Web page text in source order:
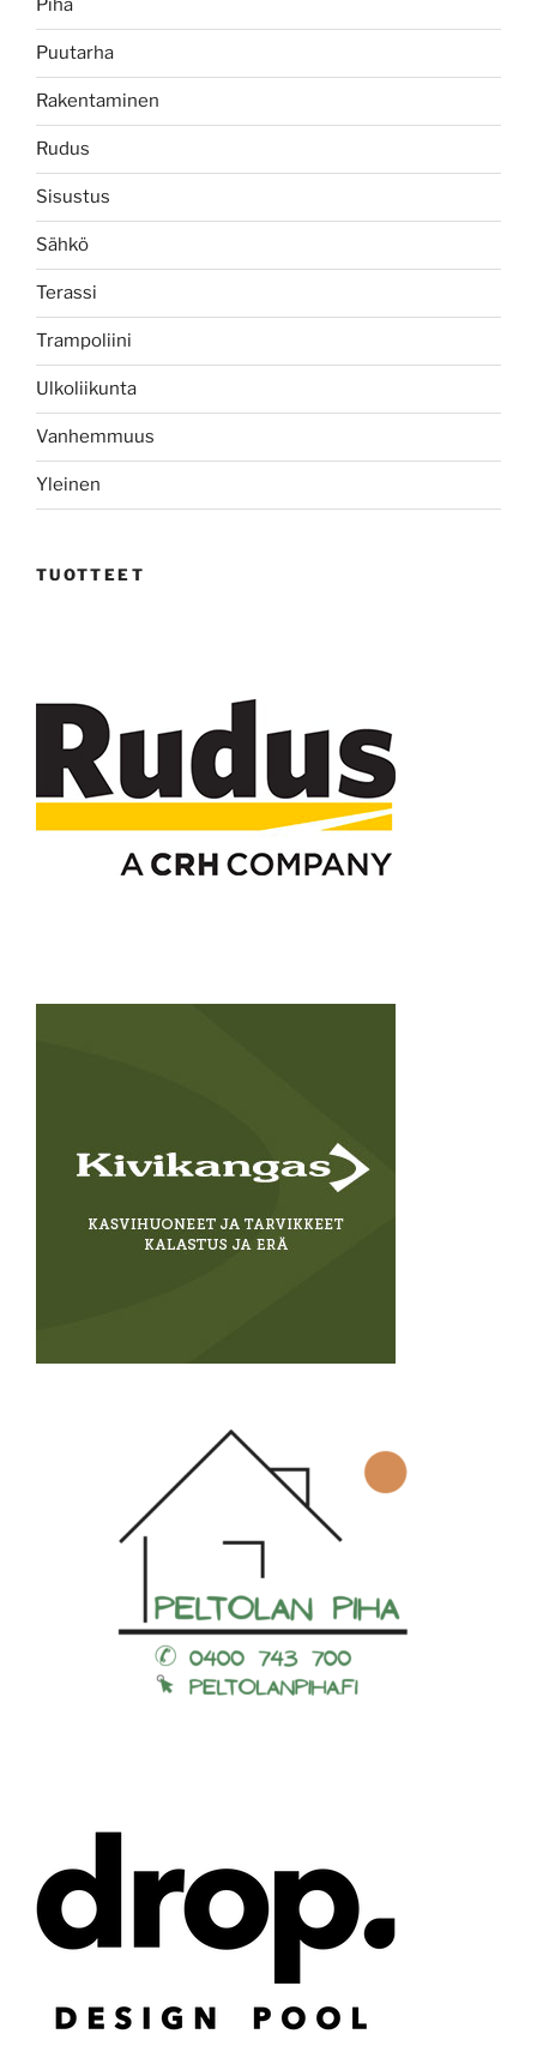
Piha
Puutarha
Rakentaminen
Rudus
Sisustus
Sähkö
Terassi
Trampoliini
Ulkoliikunta
Vanhemmuus
Yleinen
TUOTTEET